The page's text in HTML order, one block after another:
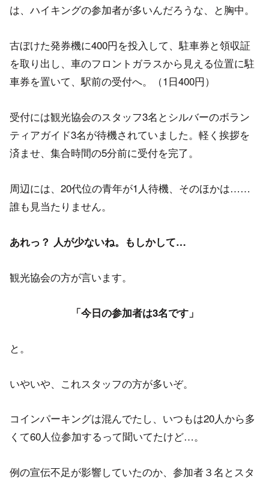
は、ハイキングの参加者が多いんだろうな、と胸中。
古ぼけた発券機に400円を投入して、駐車券と領収証
を取り出し、車のフロントガラスから見える位置に駐
車券を置いて、駅前の受付へ。（1日400円）
受付には観光協会のスタッフ3名とシルバーのボラン
ティアガイド3名が待機されていました。軽く挨拶を
済ませ、集合時間の5分前に受付を完了。
周辺には、20代位の青年が1人待機、そのほかは……
誰も見当たりません。
あれっ？ 人が少ないね。もしかして…
観光協会の方が言います。
「今日の参加者は3名です」
と。
いやいや、これスタッフの方が多いぞ。
コインパーキングは混んでたし、いつもは20人から多
くて60人位参加するって聞いてたけど…。
例の宣伝不足が影響していたのか、参加者３名とスタ